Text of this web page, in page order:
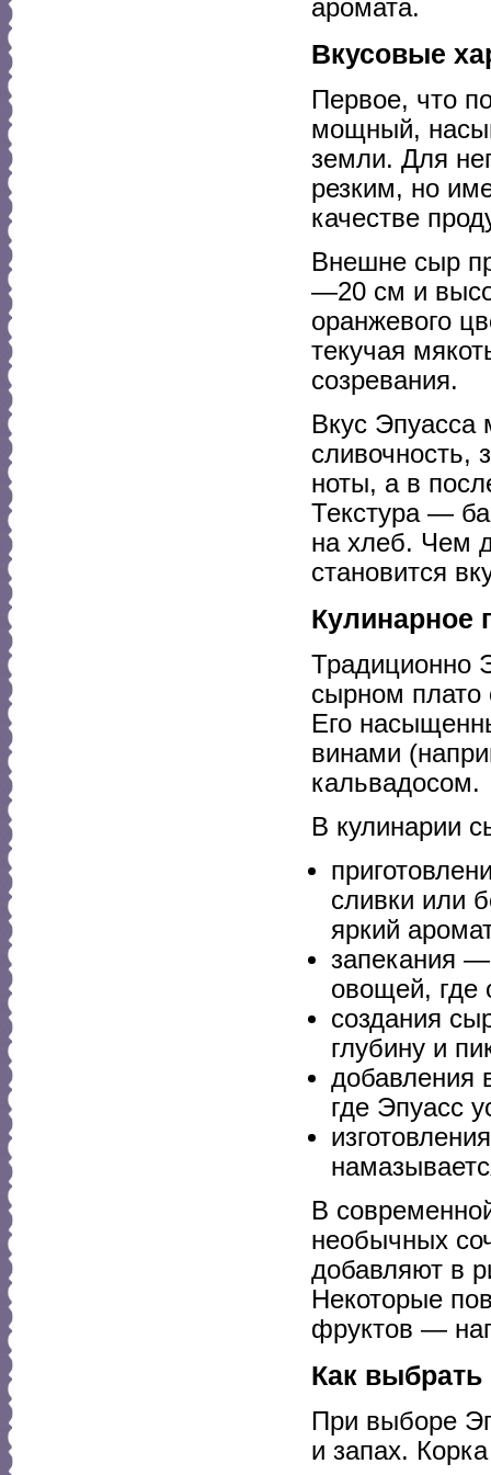
аромата.
Вкусовые
Первое, что
мощный,
земли. Для
резким, но
качестве
Внешне сыр
—20 см и
оранжевого
текучая
созревания.
Вкус Эпуасса
сливочность,
ноты, а в
Текстура —
на хлеб. Чем
становится
Кулинарное
Традиционно
сырном
Его
винами
кальвадосом.
В кулинарии
сливки или
яркий
запекания —
овощей, где
создания
глубину и
добавления
где Эпуасс
В
необычных
добавляют в
Некоторые
фруктов —
Как выбрать
При выборе
и запах.